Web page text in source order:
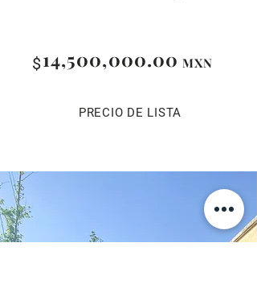
14,500,000.00
$ MXN
PRECIO DE LISTA